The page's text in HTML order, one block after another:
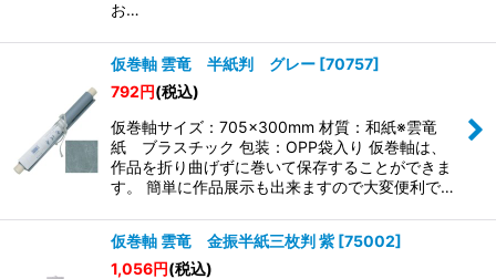
お…
仮巻軸 雲竜 半紙判 グレー [70757]
792円(税込)
仮巻軸サイズ：705×300mm 材質：和紙※雲竜
紙 ブラスチック 包装：OPP袋入り 仮巻軸は、
作品を折り曲げずに巻いて保存することができま
す。 簡単に作品展示も出来ますので大変便利で…
仮巻軸 雲竜 金振半紙三枚判 紫 [75002]
1,056円(税込)